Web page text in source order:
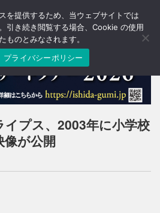
T
o
a
v
g
o
プス、2003年に小学校
が公開
を提供するため、当ウェブサイトでは
引き続き閲覧する場合、Cookie の使用
ものとみなされます。
プライバシーポリシー